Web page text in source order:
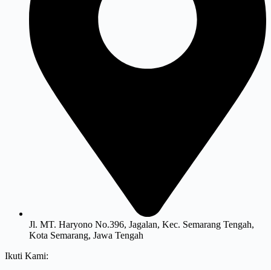
Jl. MT. Haryono No.396, Jagalan, Kec. Semarang Tengah,
Kota Semarang, Jawa Tengah
Ikuti Kami: